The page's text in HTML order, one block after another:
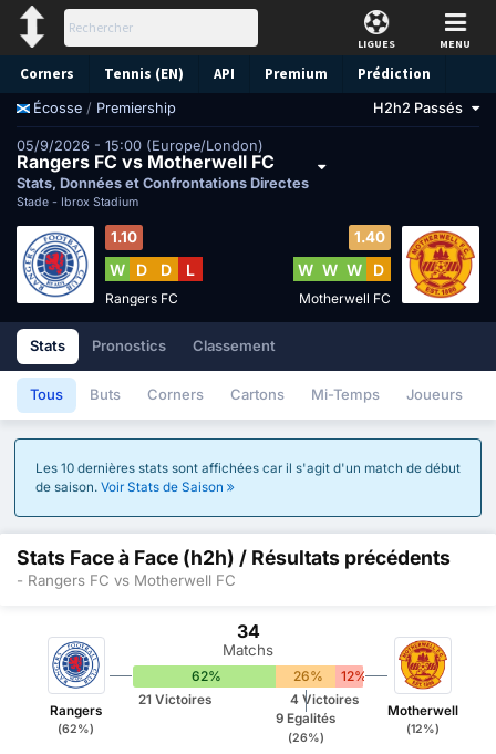
LIGUES MENU
Corners Tennis (EN) API Premium Prédiction
Écosse / Premiership H2h2 Passés
05/9/2026 - 15:00 (Europe/London)
Rangers FC vs Motherwell FC
Stats, Données et Confrontations Directes
Stade - Ibrox Stadium
1.10
W D D L
Rangers FC
1.40
W W W D
Motherwell FC
Stats Pronostics Classement
Tous Buts Corners Cartons Mi-Temps Joueurs
Les 10 dernières stats sont affichées car il s'agit d'un match de début
de saison. Voir Stats de Saison
Stats Face à Face (h2h) / Résultats précédents
- Rangers FC vs Motherwell FC
Rangers
(62%)
34
Matchs
62% 26% 12%
21 Victoires
9 Egalités
(26%)
4 Victoires
Motherwell
(12%)